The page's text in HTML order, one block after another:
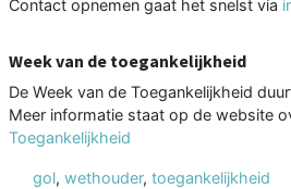
Contact opnemen gaat het snelst via
Week van de toegankelijkheid
De Week van de Toegankelijkheid
Meer informatie staat op de website
Toegankelijkheid
gol, wethouder, toegankelijkheid